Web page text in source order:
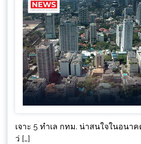
เจาะ 5 ทำเล กทม. น่าสนใจในอนา
ว่ […]